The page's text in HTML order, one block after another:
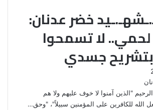
خضر عدنان:
لا تسمحوا
جسدي
"الذين آمنوا لا خوف عليهم ولا هم
الله للكافرين على المؤمنين سبيلاً"، "وحق…